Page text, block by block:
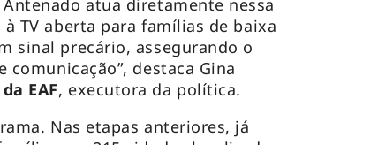
atua diretamente nessa
TV aberta para famílias de baixa
sinal precário, assegurando o
destaca Gina
EAF, executora da política.
Nas etapas anteriores, já